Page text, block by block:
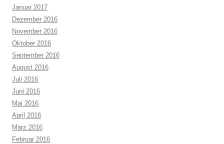
Januar 2017
Dezember 2016
November 2016
Oktober 2016
September 2016
August 2016
Juli 2016
Juni 2016
Mai 2016
April 2016
März 2016
Februar 2016